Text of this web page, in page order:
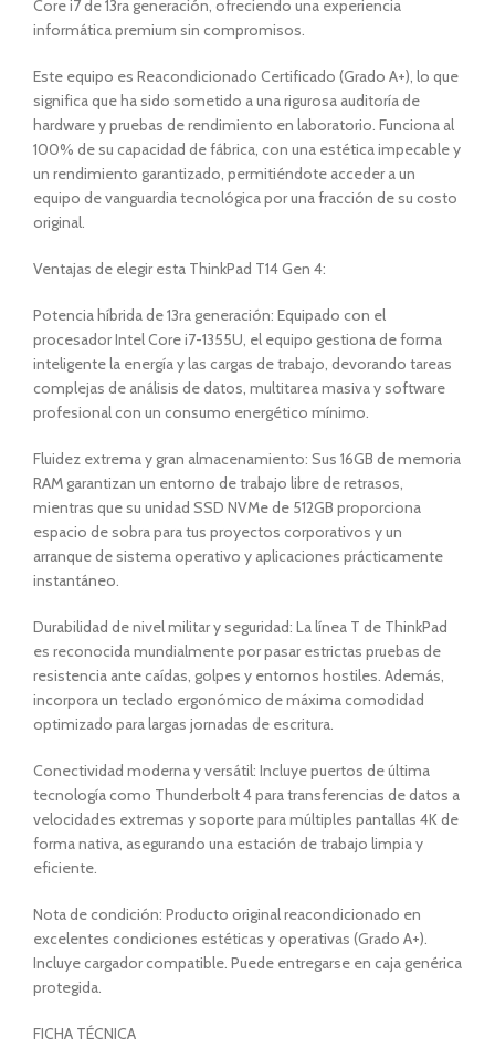
Core i7 de 13ra generación, ofreciendo una experiencia
informática premium sin compromisos.
Este equipo es Reacondicionado Certificado (Grado A+), lo que
significa que ha sido sometido a una rigurosa auditoría de
hardware y pruebas de rendimiento en laboratorio. Funciona al
100% de su capacidad de fábrica, con una estética impecable y
un rendimiento garantizado, permitiéndote acceder a un
equipo de vanguardia tecnológica por una fracción de su costo
original.
Ventajas de elegir esta ThinkPad T14 Gen 4:
Potencia híbrida de 13ra generación: Equipado con el
procesador Intel Core i7-1355U, el equipo gestiona de forma
inteligente la energía y las cargas de trabajo, devorando tareas
complejas de análisis de datos, multitarea masiva y software
profesional con un consumo energético mínimo.
Fluidez extrema y gran almacenamiento: Sus 16GB de memoria
RAM garantizan un entorno de trabajo libre de retrasos,
mientras que su unidad SSD NVMe de 512GB proporciona
espacio de sobra para tus proyectos corporativos y un
arranque de sistema operativo y aplicaciones prácticamente
instantáneo.
Durabilidad de nivel militar y seguridad: La línea T de ThinkPad
es reconocida mundialmente por pasar estrictas pruebas de
resistencia ante caídas, golpes y entornos hostiles. Además,
incorpora un teclado ergonómico de máxima comodidad
optimizado para largas jornadas de escritura.
Conectividad moderna y versátil: Incluye puertos de última
tecnología como Thunderbolt 4 para transferencias de datos a
velocidades extremas y soporte para múltiples pantallas 4K de
forma nativa, asegurando una estación de trabajo limpia y
eficiente.
Nota de condición: Producto original reacondicionado en
excelentes condiciones estéticas y operativas (Grado A+).
Incluye cargador compatible. Puede entregarse en caja genérica
protegida.
FICHA TÉCNICA